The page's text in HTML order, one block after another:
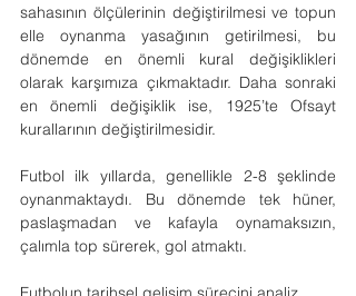
sahasının ölçülerinin değiştirilmesi ve topun
elle oynanma yasağının getirilmesi, bu
dönemde en önemli kural değişiklikleri
olarak karşımıza çıkmaktadır. Daha sonraki
en önemli değişiklik ise, 1925’te Ofsayt
kurallarının değiştirilmesidir.
Futbol ilk yıllarda, genellikle 2-8 şeklinde
oynanmaktaydı. Bu dönemde tek hüner,
paslaşmadan ve kafayla oynamaksızın,
çalımla top sürerek, gol atmaktı.